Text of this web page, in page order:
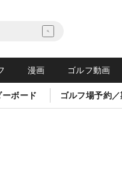
漫画 ゴルフ動画
ボード ゴルフ場予約